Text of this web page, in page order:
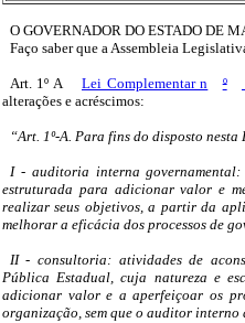
O GOVERNADOR DO ESTADO DE
Faço saber que a Assembleia
Art. 1º A Lei Complementar n º
alterações e acréscimos:
“Art. 1º-A. Para fins do disposto
I - auditoria interna
estruturada para adicionar valor e
realizar seus objetivos, a partir da
melhorar a eficácia dos processos de
II - consultoria: atividades de
Pública Estadual, cuja natureza e
adicionar valor e a aperfeiçoar os
organização, sem que o auditor